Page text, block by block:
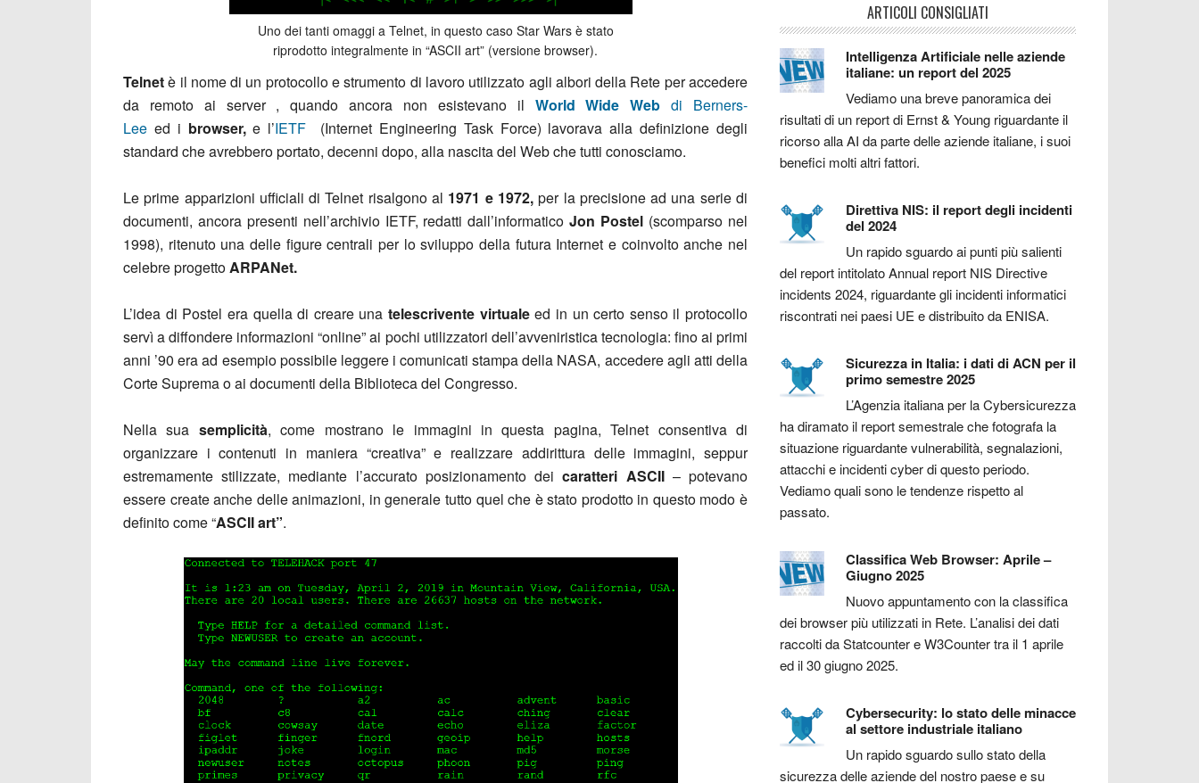
Uno dei tanti omaggi a Telnet, in questo caso Star Wars è stato
riprodotto integralmente in “ASCII art” (versione browser).
Telnetè il nome di un protocollo e strumento di lavoro utilizzato agli albori della Rete per accedere
da remoto ai server , quando ancora non esistevano il World Wide Web di Berners-
Lee ed i browser,e l’IETF (Internet Engineering Task Force) lavorava alla definizione degli
standard che avrebbero portato, decenni dopo, alla nascita del Web che tutti conosciamo.
Le prime apparizioni ufficiali di Telnet risalgono al 1971 e 1972,per la precisione ad una serie di
documenti, ancora presenti nell’archivio IETF, redatti dall’informatico Jon Postel (scomparso nel
1998), ritenuto una delle figure centrali per lo sviluppo della futura Internet e coinvolto anche nel
celebre progettoARPANet.
L’idea di Postel era quella di creare una telescrivente virtualeed in un certo senso il protocollo
servì a diffondere informazioni “online” ai pochi utilizzatori dell’avveniristica tecnologia: fino ai primi
anni ’90 era ad esempio possibile leggere i comunicati stampa della NASA, accedere agli atti della
Corte Suprema o ai documenti della Biblioteca del Congresso.
Nella sua semplicità, come mostrano le immagini in questa pagina, Telnet consentiva di
organizzare i contenuti in maniera “creativa” e realizzare addirittura delle immagini, seppur
estremamente stilizzate, mediante l’accurato posizionamento deicaratteri ASCII – potevano
essere create anche delle animazioni, in generale tutto quel che è stato prodotto in questo modo è
definito come “ASCII art”.
ARTICOLI CONSIGLIATI
Intelligenza Artificiale nelle aziende
italiane: un report del 2025
Vediamo una breve panoramica dei
risultati di un report di Ernst & Young riguardante il
ricorso alla AI da parte delle aziende italiane, i suoi
benefici molti altri fattori.
Direttiva NIS: il report degli incidenti
del 2024
Un rapido sguardo ai punti più salienti
del report intitolato Annual report NIS Directive
incidents 2024, riguardante gli incidenti informatici
riscontrati nei paesi UE e distribuito da ENISA.
Sicurezza in Italia: i dati di ACN per il
primo semestre 2025
L’Agenzia italiana per la Cybersicurezza
ha diramato il report semestrale che fotografa la
situazione riguardante vulnerabilità, segnalazioni,
attacchi e incidenti cyber di questo periodo.
Vediamo quali sono le tendenze rispetto al
passato.
Classifica Web Browser: Aprile –
Giugno 2025
Nuovo appuntamento con la classifica
dei browser più utilizzati in Rete. L’analisi dei dati
raccolti da Statcounter e W3Counter tra il 1 aprile
ed il 30 giugno 2025.
Cybersecurity: lo stato delle minacce
al settore industriale italiano
Un rapido sguardo sullo stato della
sicurezza delle aziende del nostro paese e su